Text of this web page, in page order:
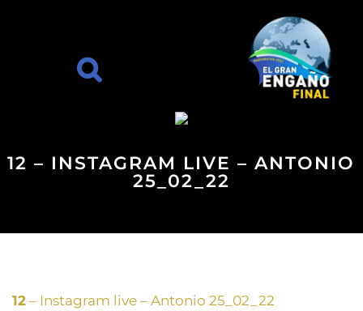
12 – INSTAGRAM LIVE – ANTONIO
25_02_22
12 – Instagram live – Antonio 25_02_22